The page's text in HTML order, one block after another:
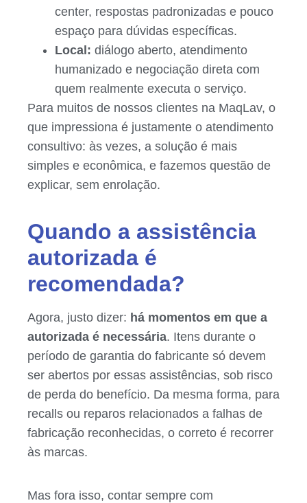
center, respostas padronizadas e pouco
espaço para dúvidas específicas.
Local: diálogo aberto, atendimento
humanizado e negociação direta com
quem realmente executa o serviço.
Para muitos de nossos clientes na MaqLav, o
que impressiona é justamente o atendimento
consultivo: às vezes, a solução é mais
simples e econômica, e fazemos questão de
explicar, sem enrolação.
Quando a assistência
autorizada é
recomendada?
Agora, justo dizer: há momentos em que a
autorizada é necessária. Itens durante o
período de garantia do fabricante só devem
ser abertos por essas assistências, sob risco
de perda do benefício. Da mesma forma, para
recalls ou reparos relacionados a falhas de
fabricação reconhecidas, o correto é recorrer
às marcas.
Mas fora isso, contar sempre com